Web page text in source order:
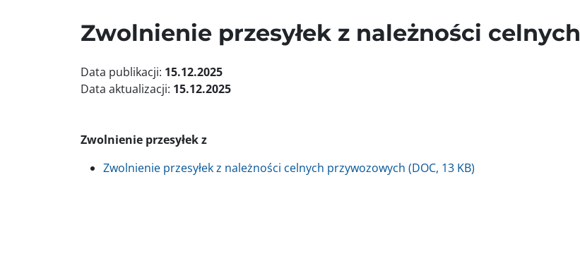
Zwolnienie przesyłek z należności celnych
Data publikacji: 15.12.2025
Data aktualizacji: 15.12.2025
Zwolnienie przesyłek z
Zwolnienie przesyłek z należności celnych przywozowych (DOC, 13 KB)